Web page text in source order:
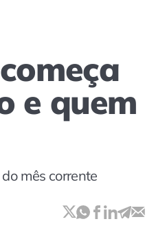
e quem
mês corrente